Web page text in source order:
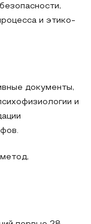
и этико-
документы,
и